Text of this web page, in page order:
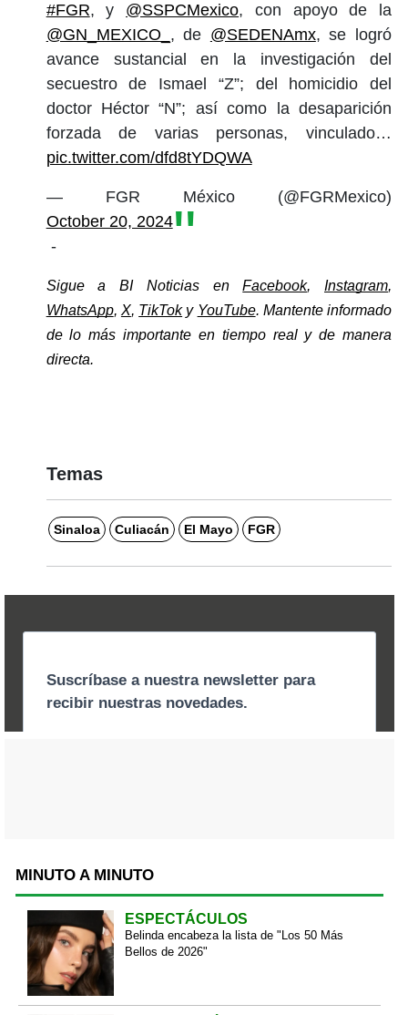
#FGR, y @SSPCMexico, con apoyo de la
@GN_MEXICO_ , de @SEDENAmx, se logró
avance sustancial en la investigación del
secuestro de Ismael “Z”; del homicidio del
doctor Héctor “N”; así como la desaparición
forzada de varias personas, vinculado…
pic.twitter.com/dfd8tYDQWA
— FGR México (@FGRMexico)
October 20, 2024
-
Sigue a BI Noticias en Facebook, Instagram,
WhatsApp, X, TikTok y YouTube. Mantente informado
de lo más importante en tiempo real y de manera
directa.
Temas
Sinaloa Culiacán El Mayo FGR
MINUTO A MINUTO
ESPECTÁCULOS
Belinda encabeza la lista de "Los 50 Más
Bellos de 2026"